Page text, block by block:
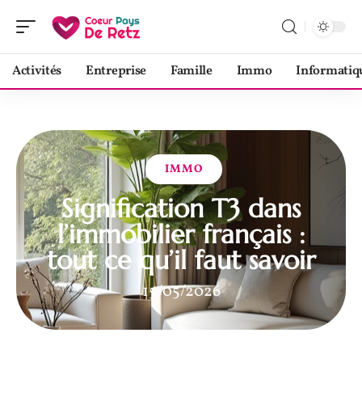
Activités Entreprise Famille Immo
IMMO
Signification T3 dans
l’immobilier français :
tout ce qu’il faut savoir
15/05/2026